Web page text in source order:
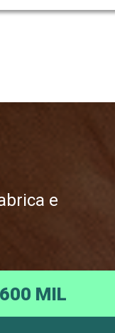
e
600 MIL